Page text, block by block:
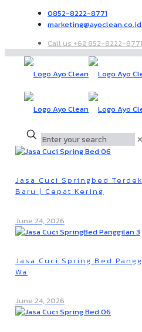
0852-8222-8771
marketing@ayoclean.co.id
Call us +62 852-8222-8771
✕
Jasa Cuci Springbed
Baru | Cepat Kering
June 24, 2026
Jasa Cuci Spring Bed
Wa
June 24, 2026